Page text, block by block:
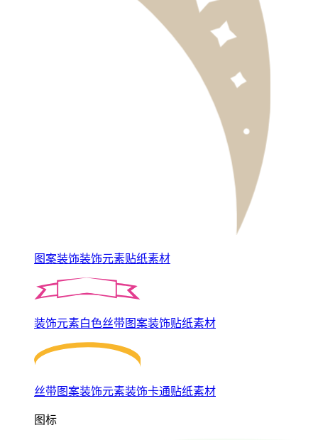
图案装饰装饰元素贴纸素材
装饰元素白色丝带图案装饰贴纸素材
丝带图案装饰元素装饰卡通贴纸素材
图标